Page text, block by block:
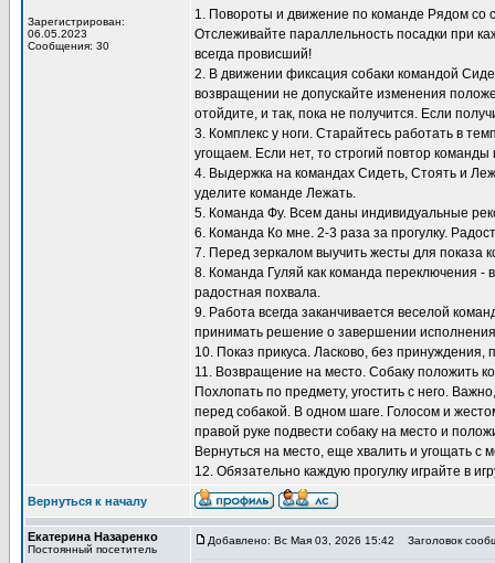
Зарегистрирован:
06.05.2023
Сообщения: 30
1. Повороты и движение по команде Рядом со
Отслеживайте параллельность посадки при
всегда провисший!
2. В движении фиксация собаки командой
возвращении не допускайте изменения
отойдите, и так, пока не получится. Если
3. Комплекс у ноги. Старайтесь работать в
угощаем. Если нет, то строгий повтор
4. Выдержка на командах Сидеть, Стоять и
уделите команде Лежать.
5. Команда Фу. Всем даны индивидуальные
6. Команда Ко мне. 2-3 раза за прогулку.
7. Перед зеркалом выучить жесты для показа
8. Команда Гуляй как команда переключения -
радостная похвала.
9. Работа всегда заканчивается веселой
принимать решение о завершении
10. Показ прикуса. Ласково, без принуждения,
11. Возвращение на место. Собаку положить
Похлопать по предмету, угостить с него.
перед собакой. В одном шаге. Голосом и
правой руке подвести собаку на место и
Вернуться на место, еще хвалить и угощать с
12. Обязательно каждую прогулку играйте в
Вернуться к началу
Екатерина Назаренко
Постоянный посетитель
Добавлено: Вс Мая 03, 2026 15:42 Заголовок